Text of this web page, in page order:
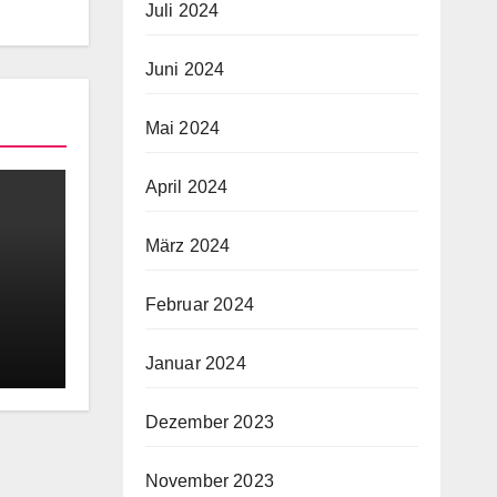
Juli 2024
Juni 2024
Mai 2024
April 2024
März 2024
Februar 2024
Januar 2024
Dezember 2023
November 2023